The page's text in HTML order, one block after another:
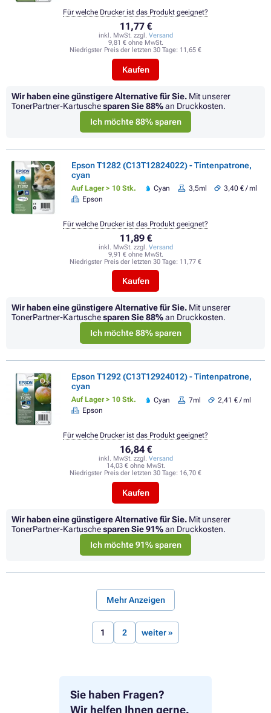
Sie haben Fragen?
Wir helfen Ihnen gerne.
11,77 €
inkl. MwSt. zzgl. Versand
9,81 € ohne MwSt.
Niedrigster Preis der letzten 30 Tage: 11,65 €
Kaufen
Für welche Drucker ist das Produkt geeignet?
Wir haben eine günstigere Alternative für Sie. Mit unserer
TonerPartner-Kartuschesparen Sie88%an Druckkosten.
Ich möchte 88% sparen
Epson T1282 (C13T12824022) - Tintenpatrone,
cyan
Auf Lager > 10 Stk. Cyan 3,5ml
3,40 € / ml
Epson
11,89 €
inkl. MwSt. zzgl. Versand
9,91 € ohne MwSt.
Niedrigster Preis der letzten 30 Tage: 11,77 €
Kaufen
Für welche Drucker ist das Produkt geeignet?
Wir haben eine günstigere Alternative für Sie. Mit unserer
TonerPartner-Kartuschesparen Sie88%an Druckkosten.
Ich möchte 88% sparen
Epson T1292 (C13T12924012) - Tintenpatrone,
cyan
Auf Lager > 10 Stk. Cyan 7ml
2,41 € / ml
Epson
16,84 €
inkl. MwSt. zzgl. Versand
14,03 € ohne MwSt.
Niedrigster Preis der letzten 30 Tage: 16,70 €
Kaufen
Für welche Drucker ist das Produkt geeignet?
Wir haben eine günstigere Alternative für Sie. Mit unserer
TonerPartner-Kartuschesparen Sie91%an Druckkosten.
Ich möchte 91% sparen
Mehr Anzeigen
1 2 weiter »